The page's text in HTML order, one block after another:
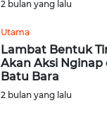
2 bulan yang lalu
Utama
Lambat Bentuk
Akan Aksi
Batu Bara
2 bulan yang lalu